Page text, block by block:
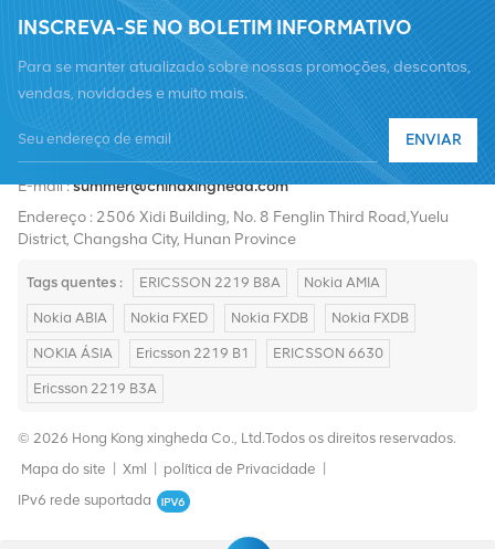
INSCREVA-SE NO BOLETIM INFORMATIVO
Para se manter atualizado sobre nossas promoções, descontos,
vendas, novidades e muito mais.
ENVIAR
E-mail :summer@chinaxingheda.com
Endereço : 2506 Xidi Building, No. 8 Fenglin Third Road,Yuelu
District, Changsha City, Hunan Province
Tags quentes : ERICSSON 2219 B8A Nokia AMIA
Nokia ABIA Nokia FXED Nokia FXDB Nokia FXDB
NOKIA ÁSIA Ericsson 2219 B1 ERICSSON 6630
Ericsson 2219 B3A
© 2026 Hong Kong xingheda Co., Ltd.Todos os direitos reservados.
Mapa do site
Xml política de Privacidade
IPv6 rede suportada